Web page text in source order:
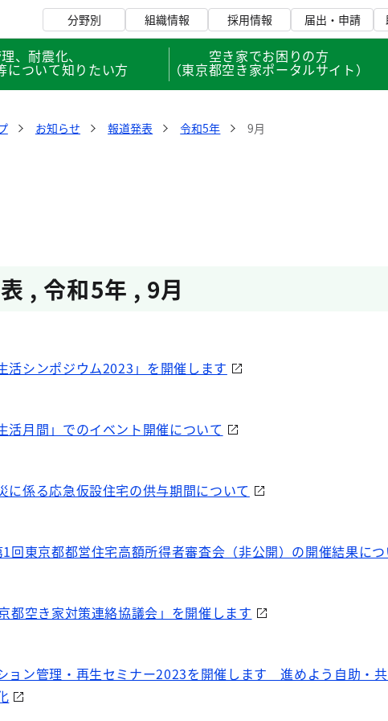
分野別 組織情報 採用情報 届出・申請
、耐震化、
について知りたい方
空き家でお困りの方
（東京都空き家ポータルサイト）
お知らせ 報道発表 令和5年 9月
, 令和5年 , 9月
活シンポジウム2023」を開催します
活月間」でのイベント開催について
に係る応急仮設住宅の供与期間について
回東京都都営住宅高額所得者審査会（非公開）の開催結果に
都空き家対策連絡協議会」を開催します
ョン管理・再生セミナー2023を開催します 進めよう自助・